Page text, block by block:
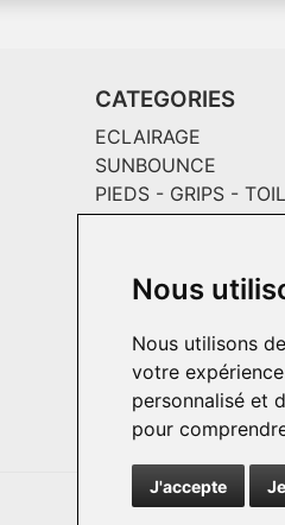
Nous
Nous utilisons
votre
personnalisé et
pour
J'accepte
CATEGORIES
ECLAIRAGE
SUNBOUNCE
PIEDS - GRIPS -
MAGLINER
EFFETS SPECIAUX
INCRUSTATION
PASSECABLE
HOME PRODUCT